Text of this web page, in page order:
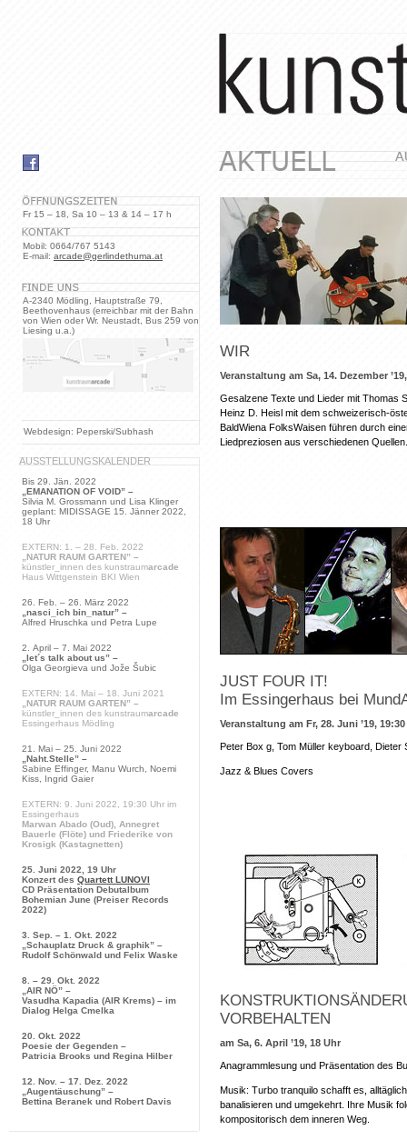
WIR
Veranstaltung am Sa, 14. Dezember
Gesalzene Texte und Lieder mit Thomas
Heinz D. Heisl mit dem schweizerisch-
BaldWiena FolksWaisen führen durch
Liedpreziosen aus verschiedenen Quellen.
JUST FOUR IT!
Im Essingerhaus bei
Veranstaltung am Fr, 28. Juni ’19,
Peter Box g, Tom Müller keyboard,
Jazz & Blues Covers
VORBEHALTEN
am Sa, 6. April ’19, 18 Uhr
Anagrammlesung und Präsentation des
Musik: Turbo tranquilo schafft es,
banalisieren und umgekehrt. Ihre Musik
kompositorisch dem inneren Weg.
Fr 15 – 18, Sa 10 – 13 & 14 – 17 h
Mobil: 0664/767 5143
E-mail: arcade@gerlindethuma.at
A-2340 Mödling, Hauptstraße 79,
Beethovenhaus (erreichbar mit der Bahn
von Wien oder Wr. Neustadt, Bus 259 von
Liesing u.a.)
Webdesign: Peperski/Subhash
AUSSTELLUNGSKALENDER
Bis 29. Jän. 2022
„EMANATION OF VOID” –
Silvia M. Grossmann und Lisa Klinger
geplant: MIDISSAGE 15. Jänner 2022,
18 Uhr
EXTERN: 1. – 28. Feb. 2022
„NATUR RAUM GARTEN” –
künstler_innen des kunstraumarcade
Haus Wittgenstein BKI Wien
26. Feb. – 26. März 2022
„nasci_ich bin_natur” –
Alfred Hruschka und Petra Lupe
2. April – 7. Mai 2022
„let´s talk about us” –
Olga Georgieva und Jože Šubic
EXTERN: 14. Mai – 18. Juni 2021
„NATUR RAUM GARTEN” –
künstler_innen des kunstraumarcade
Essingerhaus Mödling
21. Mai – 25. Juni 2022
„Naht.Stelle” –
Sabine Effinger, Manu Wurch, Noemi
Kiss, Ingrid Gaier
EXTERN: 9. Juni 2022, 19:30 Uhr im
Essingerhaus
Marwan Abado (Oud), Annegret
Bauerle (Flöte) und Friederike von
Krosigk (Kastagnetten)
25. Juni 2022, 19 Uhr
Konzert des Quartett LUNOVI
CD Präsentation Debutalbum
Bohemian June (Preiser Records
2022)
3. Sep. – 1. Okt. 2022
„Schauplatz Druck & graphik” –
Rudolf Schönwald und Felix Waske
8. – 29. Okt. 2022
„AIR NÖ” –
Vasudha Kapadia (AIR Krems) – im
Dialog Helga Cmelka
20. Okt. 2022
Poesie der Gegenden –
Patricia Brooks und Regina Hilber
12. Nov. – 17. Dez. 2022
„Augentäuschung” –
Bettina Beranek und Robert Davis